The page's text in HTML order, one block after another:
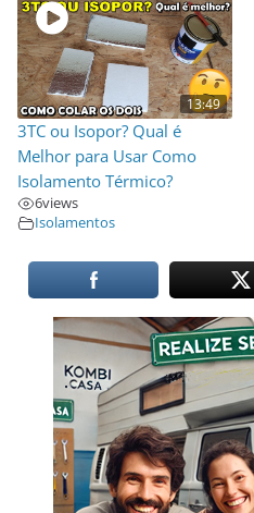
13:49
3TC ou Isopor? Qual é
Melhor para Usar Como
Isolamento Térmico?
6views
Isolamentos